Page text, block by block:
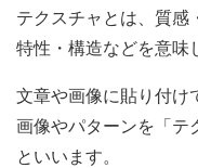
テクスチャとは、質感
特性・構造などを意味
文章や画像に貼り付け
画像やパターンを「テ
といいます。